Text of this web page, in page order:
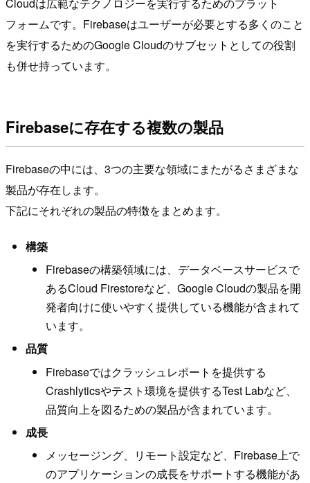
Cloudは広範なテクノロジーを実行するためのプラット
フォームです。Firebaseはユーザーが必要とする多くのこと
を実行するためのGoogle Cloudのサブセットとしての役割
も併せ持っています。
Firebaseに存在する複数の製品
Firebaseの中には、3つの主要な領域にまたがるさまざまな
製品が存在します。
下記にそれぞれの製品の特徴をまとめます。
構築
Firebaseの構築領域には、データベースサービスで
あるCloud Firestoreなど、Google Cloudの製品を開
発者向けに使いやすく提供している機能が含まれて
います。
品質
Firebaseではクラッシュレポートを提供する
Crashlyticsやテスト環境を提供するTest Labなど、
品質向上を図るための製品が含まれています。
成長
メッセージング、リモート設定など、Firebase上で
のアプリケーションの成長をサポートする機能があ